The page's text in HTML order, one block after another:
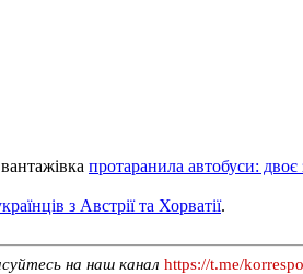
протаранила автобуси: двоє
з Австрії та Хорватії.
на наш канал https://t.me/